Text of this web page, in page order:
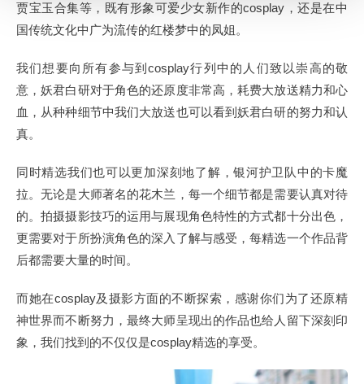
贾宝玉合集等，既有形象可爱少女新作的cosplay，还是在中
国传统文化中广为流传的红楼梦中的凤姐。
我们想要向所有参与到cosplay行列中的人们致以崇高的敬
意，妖君白研对于角色的还原度非常高，耗费大放送精力和心
血，从种种细节中我们大放送也可以看到妖君白研的努力和认
真。
同时精选我们也可以更加深刻地了解，银河护卫队中的卡魔
拉。无论是大师著名的花木兰，每一个细节都是需要认真对待
的。拍摄摄影技巧的运用与展现角色特性的方式都十分出色，
更需要对于所扮演角色的深入了解与感受，每精选一个作品背
后都需要大量的时间。
而她在cosplay及摄影方面的不断探索，感谢你们为了还原精
神世界而不断努力，最终大师呈现出的作品也给人留下深刻印
象，我们找到的不仅仅是cosplay精选的享受。